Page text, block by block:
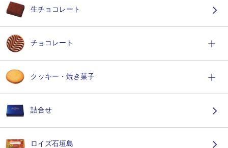
生チョコレート
チョコレート
クッキー・焼き菓子
詰合せ
ロイズ石垣島